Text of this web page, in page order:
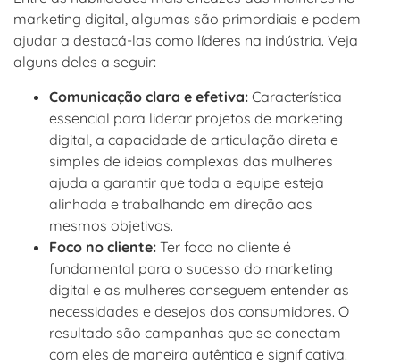
marketing digital, algumas são primordiais e podem
ajudar a destacá-las como líderes na indústria. Veja
alguns deles a seguir:
Comunicação clara e efetiva: Característica
essencial para liderar projetos de marketing
digital, a capacidade de articulação direta e
simples de ideias complexas das mulheres
ajuda a garantir que toda a equipe esteja
alinhada e trabalhando em direção aos
mesmos objetivos.
Foco no cliente: Ter foco no cliente é
fundamental para o sucesso do marketing
digital e as mulheres conseguem entender as
necessidades e desejos dos consumidores. O
resultado são campanhas que se conectam
com eles de maneira autêntica e significativa.